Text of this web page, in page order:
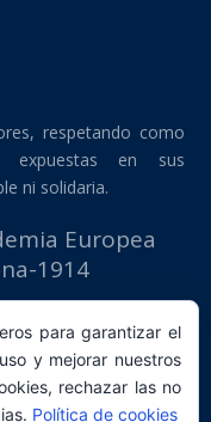
respetando como
en sus
ni solidaria.
Europea
1914
para garantizar el
y mejorar nuestros
rechazar las no
Política de cookies